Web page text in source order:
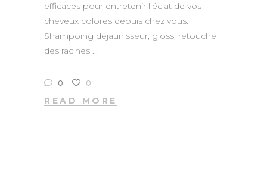
efficaces pour entretenir l'éclat de vos
cheveux colorés depuis chez vous.
Shampoing déjaunisseur, gloss, retouche
des racines
0 0
READ MORE